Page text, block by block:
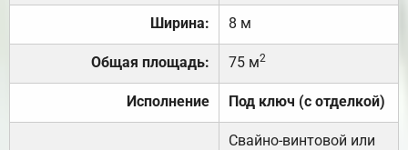
Ширина: 8 м
Общая площадь: 75 м2
Исполнение Под ключ (с отделкой)
Свайно-винтовой или